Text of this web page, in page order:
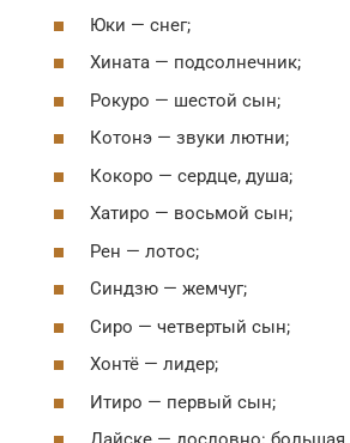
Юки — снег;
Хината — подсолнечник;
Рокуро — шестой сын;
Котонэ — звуки лютни;
Кокоро — сердце, душа;
Хатиро — восьмой сын;
Рен — лотос;
Синдзю — жемчуг;
Сиро — четвертый сын;
Хонтё — лидер;
Итиро — первый сын;